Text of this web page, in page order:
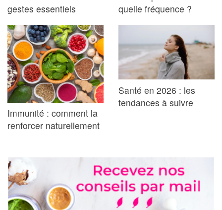
gestes essentiels
quelle fréquence ?
Immunité : comment la
renforcer naturellement
Santé en 2026 : les
tendances à suivre